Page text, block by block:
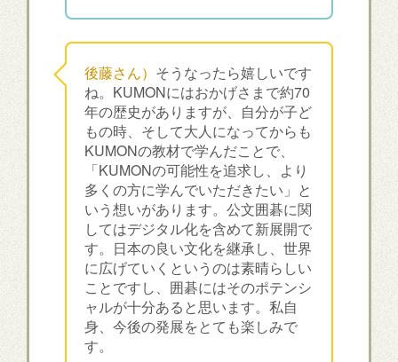
後藤さん） そうなったら嬉しいです
ね。KUMONにはおかげさまで約70
年の歴史がありますが、自分が子ど
もの時、そして大人になってからも
KUMONの教材で学んだことで、
「KUMONの可能性を追求し、より
多くの方に学んでいただきたい」と
いう想いがあります。公文囲碁に関
してはデジタル化を含めて新展開で
す。日本の良い文化を継承し、世界
に広げていくというのは素晴らしい
ことですし、囲碁にはそのポテンシ
ャルが十分あると思います。私自
身、今後の発展をとても楽しみで
す。